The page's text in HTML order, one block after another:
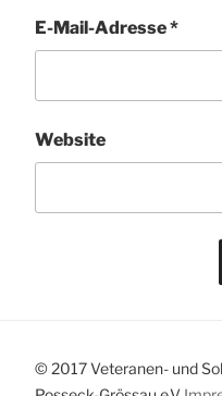
E-Mail-Adresse*
Website
© 2017 Veteranen- und